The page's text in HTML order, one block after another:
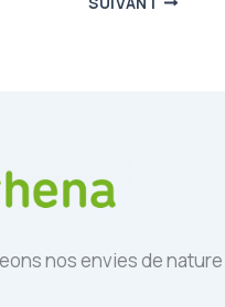
nos envies de nature